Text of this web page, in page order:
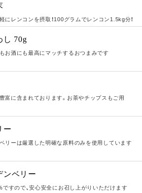
にレンコンを摂取！100グラムでレンコン1.5kg分！
し 70g
お酒にも最高にマッチするおつまみです
富に含まれております。お茶やチップスもご用
ー
リーは厳選した明確な原料のみを使用しています
ンベリー
ですので、安心安全にお召し上がりいただけます